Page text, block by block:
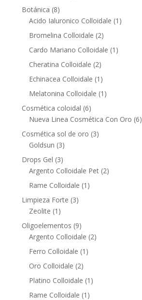
Botánica 88
products
Acido Ialuronico Colloidale 1 1
Bromelina Colloidale 22
products
Cardo Mariano Colloidale 1 1
Cheratina Colloidale 22
products
Echinacea Colloidale 1 1
product
Melatonina Colloidale 1 1
Cosmética coloidal 66
products
Nueva Linea Cosmética Con Oro 66
Cosmética sol de oro 33
Goldsun 33
products
Drops Gel 33
products
Argento Colloidale Pet 22
Rame Colloidale 1 1
Limpieza Forte 33
Zeolite 1 1
product
Oligoelementos 99
products
Argento Colloidale 22
Ferro Colloidale 1 1
Oro Colloidale 22
products
Platino Colloidale 1 1
Rame Colloidale 1 1